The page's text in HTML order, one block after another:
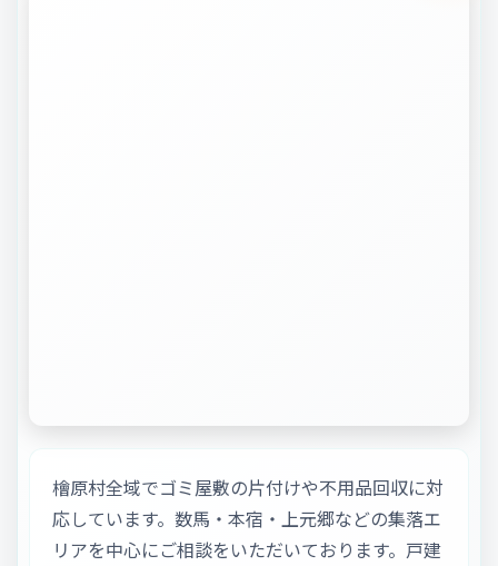
檜原村全域でゴミ屋敷の片付けや不用品回収に対
応しています。数馬・本宿・上元郷などの集落エ
リアを中心にご相談をいただいております。戸建